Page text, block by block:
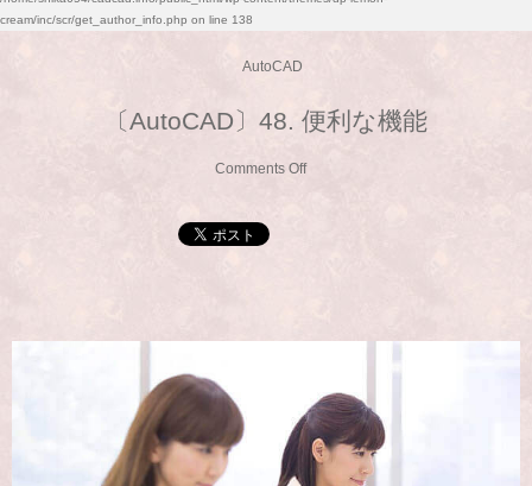
cream/inc/scr/get_author_info.php on line 138
AutoCAD
〔AutoCAD〕48. 便利な機能
Comments Off